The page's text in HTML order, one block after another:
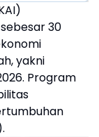
30
yakni
Program